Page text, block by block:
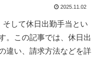
2025.11.02
して休日出勤手当とい
。この記事では、休日出
違い、請求方法などを詳